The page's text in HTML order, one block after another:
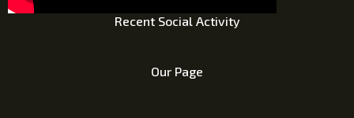
Recent Social Activity
Our Page